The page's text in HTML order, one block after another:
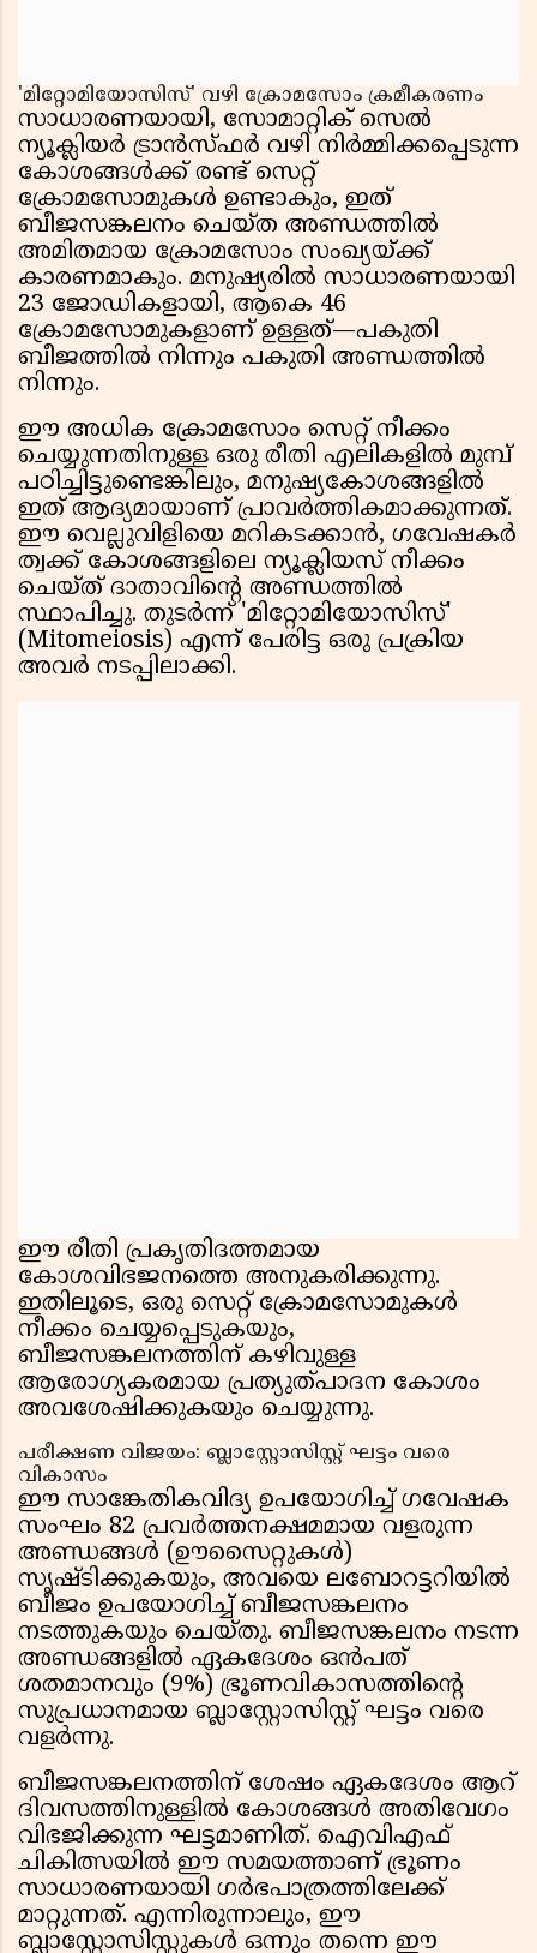
'മിറ്റോമിയോസിസ്' വഴി ക്രോമസോം ക്രമീകരണം
സാധാരണയായി, സോമാറ്റിക് സെൽ
ന്യൂക്ലിയർ ട്രാൻസ്ഫർ വഴി നിർമ്മിക്കപ്പെടുന്ന
കോശങ്ങൾക്ക് രണ്ട് സെറ്റ്
ക്രോമസോമുകൾ ഉണ്ടാകും, ഇത്
ബീജസങ്കലനം ചെയ്ത അണ്ഡത്തിൽ
അമിതമായ ക്രോമസോം സംഖ്യയ്ക്ക്
കാരണമാകും. മനുഷ്യരിൽ സാധാരണയായി
23 ജോഡികളായി, ആകെ 46
ക്രോമസോമുകളാണ് ഉള്ളത്—പകുതി
ബീജത്തിൽ നിന്നും പകുതി അണ്ഡത്തിൽ
നിന്നും.
ഈ അധിക ക്രോമസോം സെറ്റ് നീക്കം
ചെയ്യുന്നതിനുള്ള ഒരു രീതി എലികളിൽ മുമ്പ്
പഠിച്ചിട്ടുണ്ടെങ്കിലും, മനുഷ്യകോശങ്ങളിൽ
ഇത് ആദ്യമായാണ് പ്രാവർത്തികമാക്കുന്നത്.
ഈ വെല്ലുവിളിയെ മറികടക്കാൻ, ഗവേഷകർ
ത്വക്ക് കോശങ്ങളിലെ ന്യൂക്ലിയസ് നീക്കം
ചെയ്ത് ദാതാവിൻ്റെ അണ്ഡത്തിൽ
സ്ഥാപിച്ചു. തുടർന്ന് 'മിറ്റോമിയോസിസ്'
(Mitomeiosis) എന്ന് പേരിട്ട ഒരു പ്രക്രിയ
അവർ നടപ്പിലാക്കി.
ഈ രീതി പ്രകൃതിദത്തമായ
കോശവിഭജനത്തെ അനുകരിക്കുന്നു.
ഇതിലൂടെ, ഒരു സെറ്റ് ക്രോമസോമുകൾ
നീക്കം ചെയ്യപ്പെടുകയും,
ബീജസങ്കലനത്തിന് കഴിവുള്ള
ആരോഗ്യകരമായ പ്രത്യുത്പാദന കോശം
അവശേഷിക്കുകയും ചെയ്യുന്നു.
പരീക്ഷണ വിജയം: ബ്ലാസ്റ്റോസിസ്റ്റ് ഘട്ടം വരെ
വികാസം
ഈ സാങ്കേതികവിദ്യ ഉപയോഗിച്ച് ഗവേഷക
സംഘം 82 പ്രവർത്തനക്ഷമമായ വളരുന്ന
അണ്ഡങ്ങൾ (ഊസൈറ്റുകൾ)
സൃഷ്ടിക്കുകയും, അവയെ ലബോറട്ടറിയിൽ
ബീജം ഉപയോഗിച്ച് ബീജസങ്കലനം
നടത്തുകയും ചെയ്തു. ബീജസങ്കലനം നടന്ന
അണ്ഡങ്ങളിൽ ഏകദേശം ഒൻപത്
ശതമാനവും (9%) ഭ്രൂണവികാസത്തിൻ്റെ
സുപ്രധാനമായ ബ്ലാസ്റ്റോസിസ്റ്റ് ഘട്ടം വരെ
വളർന്നു.
ബീജസങ്കലനത്തിന് ശേഷം ഏകദേശം ആറ്
ദിവസത്തിനുള്ളിൽ കോശങ്ങൾ അതിവേഗം
വിഭജിക്കുന്ന ഘട്ടമാണിത്. ഐവിഎഫ്
ചികിത്സയിൽ ഈ സമയത്താണ് ഭ്രൂണം
സാധാരണയായി ഗർഭപാത്രത്തിലേക്ക്
മാറ്റുന്നത്. എന്നിരുന്നാലും, ഈ
ബ്ലാസ്റ്റോസിസ്റ്റുകൾ ഒന്നും തന്നെ ഈ